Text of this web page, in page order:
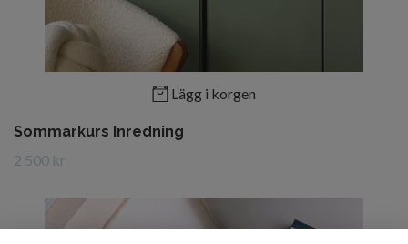
Lägg i korgen
Sommarkurs Inredning
2 500 kr